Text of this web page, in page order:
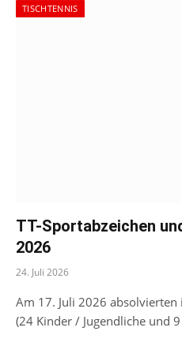
TISCHTENNIS
TT-Sportabzeichen
2026
24. Juli 2026
Am 17. Juli 2026
(24 Kinder / Jugendliche und